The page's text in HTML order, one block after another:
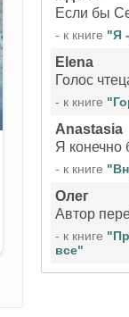
- к книге "Я
Elena
- к книге
Anastasia
- к книге
Олег
- к книге
все"